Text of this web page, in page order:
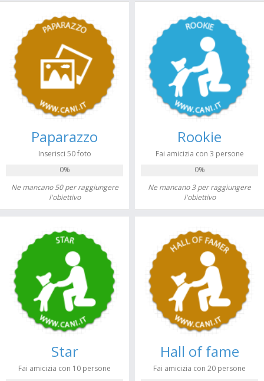
Paparazzo
Inserisci 50 foto
0%
Ne mancano 50 per raggiungere
l'obiettivo
Rookie
Fai amicizia con 3 persone
0%
Ne mancano 3 per raggiungere
l'obiettivo
Star
Fai amicizia con 10 persone
Hall of fame
Fai amicizia con 20 persone